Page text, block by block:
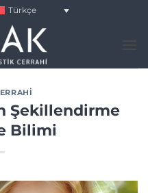
Türkçe
Şekillendirme
Bilimi